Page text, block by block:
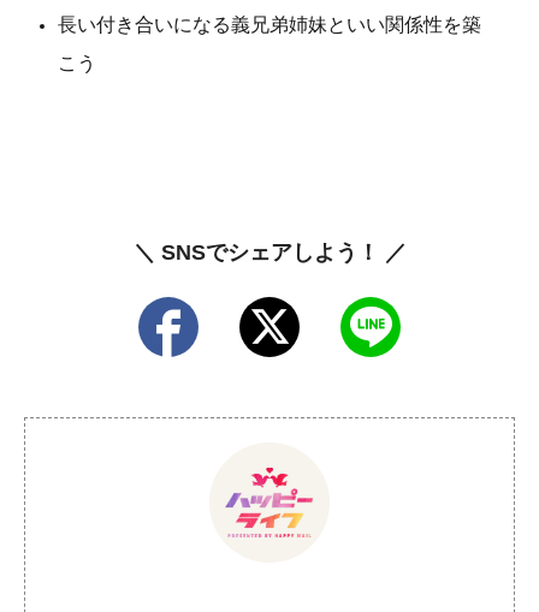
長い付き合いになる義兄弟姉妹といい関係性を築
こう
＼ SNSでシェアしよう！ ／